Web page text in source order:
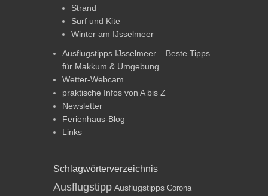
Strand
Surf und Kite
Winter am IJsselmeer
Ausflugstipps IJsselmeer – Beste Tipps
für Makkum & Umgebung
Wetter-Webcam
praktische Infos von A bis Z
Newsletter
Ferienhaus-Blog
Links
Schlagwörterverzeichnis
Ausflugstipp Ausflugstipps Corona